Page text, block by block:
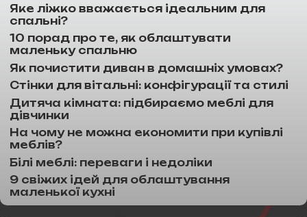
Яке ліжко вважається ідеальним для
спальні?
10 порад про те, як облаштувати
маленьку спальню
Як почистити диван в домашніх умовах?
Стінки для вітальні: конфігурації та стилі
Дитяча кімната: підбираємо меблі для
дівчинки
На чому не можна економити при купівлі
меблів?
Білі меблі: переваги і недоліки
9 свіжих ідей для облаштування
маленької кухні